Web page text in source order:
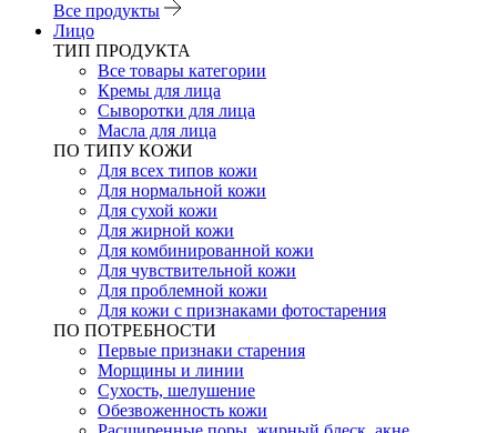
Все продукты
Лицо
ТИП ПРОДУКТА
Все товары категории
Кремы для лица
Сыворотки для лица
Масла для лица
ПО ТИПУ КОЖИ
Для всех типов кожи
Для нормальной кожи
Для сухой кожи
Для жирной кожи
Для комбинированной кожи
Для чувствительной кожи
Для проблемной кожи
Для кожи с признаками фотостарения
ПО ПОТРЕБНОСТИ
Первые признаки старения
Морщины и линии
Сухость, шелушение
Обезвоженность кожи